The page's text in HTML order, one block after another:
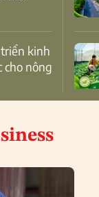
cho nông